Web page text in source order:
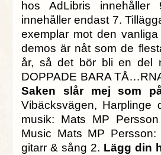
hos AdLibris
innehåller endast 7.
exemplar mot den
demos är nåt som de
år, så det bör bli en del
DOPPADE BARA
Saken slår mej som
Vibäcksvägen,
musik: Mats MP
Music Mats MP
gitarr & sång 2. Lägg din